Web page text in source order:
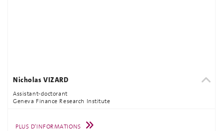
Nicholas VIZARD
Assistant-doctorant
Geneva Finance Research Institute
PLUS D'INFORMATIONS